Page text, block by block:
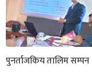
पुनर्ताजकिय तालिम सम्पन